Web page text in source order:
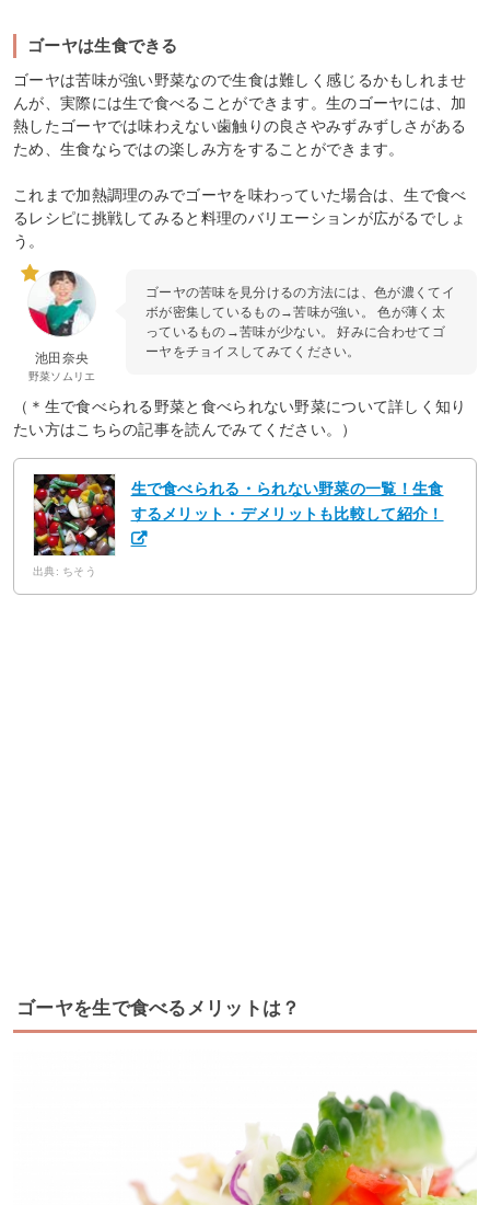
ゴーヤは生食できる
ゴーヤは苦味が強い野菜なので生食は難しく感じるかもしれませ
んが、実際には生で食べることができます。生のゴーヤには、加
熱したゴーヤでは味わえない歯触りの良さやみずみずしさがある
ため、生食ならではの楽しみ方をすることができます。
これまで加熱調理のみでゴーヤを味わっていた場合は、生で食べ
るレシピに挑戦してみると料理のバリエーションが広がるでしょ
う。
池田奈央
野菜ソムリエ
ゴーヤの苦味を見分けるの方法には、色が濃くてイ
ボが密集しているもの→苦味が強い。 色が薄く太
っているもの→苦味が少ない。 好みに合わせてゴ
ーヤをチョイスしてみてください。
（＊生で食べられる野菜と食べられない野菜について詳しく知り
たい方はこちらの記事を読んでみてください。）
生で食べられる・られない野菜の一覧！生食
するメリット・デメリットも比較して紹介！
出典: ちそう
ゴーヤを生で食べるメリットは？